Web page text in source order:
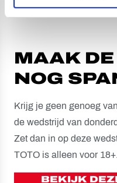
83fotos
MAAK
NOG
Krijg je geen genoeg
de wedstrijd van
Zet dan in op deze
TOTO is alleen voor 18+.
BEKIJK